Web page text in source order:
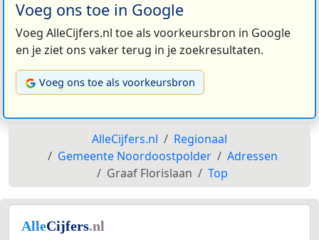
Voeg ons toe in Google
Voeg AlleCijfers.nl toe als voorkeursbron in Google
en je ziet ons vaker terug in je zoekresultaten.
Voeg ons toe als voorkeursbron
AlleCijfers.nl
Regionaal
Gemeente Noordoostpolder
Adressen
Graaf Florislaan
Top